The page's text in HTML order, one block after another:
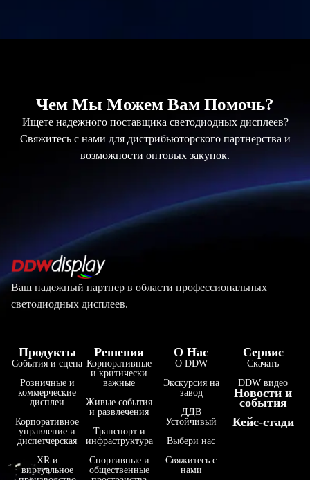
Чем Мы Можем Вам Помочь?
Ищете надежного поставщика светодиодных дисплеев?
Свяжитесь с нами для дистрибьюторского партнерства и
возможности оптовых закупок.
Ваш надежный партнер в области профессиональных
светодиодных дисплеев.
Продукты
События и сцена
Розничные и
коммерческие
дисплеи
Корпоративное
управление и
диспетчерская
XR и
виртуальное
Решения
Корпоративные
и критически
важные
Живые события
и развлечения
Транспорт и
инфраструктура
Спортивные и
общественные
О Нас
О DDW
Экскурсия на
завод
ДДВ
Устойчивый
Выбери нас
Свяжитесь с
нами
Сервис
Скачать
DDW видео
Новости и
события
Кейс-стади